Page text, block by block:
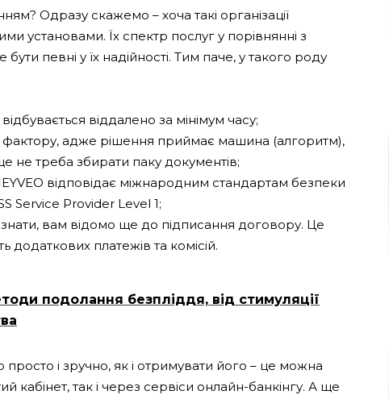
Одразу скажемо – хоча такі організації
установами. Їх спектр послуг у порівнянні з
певні у їх надійності. Тим паче, у такого роду
віддалено за мінімум часу;
фактору, адже рішення приймає машина (алгоритм),
не треба збирати паку документів;
відповідає міжнародним стандартам безпеки
Service Provider Level 1;
вам відомо ще до підписання договору. Це
додаткових платежів та комісій.
подолання безпліддя, від стимуляції
і зручно, як і отримувати його – це можна
кабінет, так і через сервіси онлайн-банкінгу. А ще